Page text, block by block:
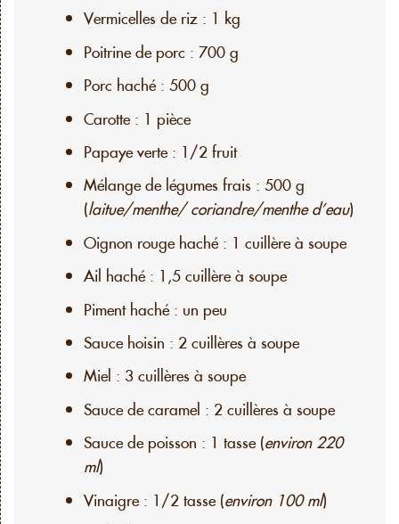
Vermicelles de riz : 1 kg
Poitrine de porc : 700 g
Porc haché : 500 g
Carotte : 1 pièce
Papaye verte : 1/2 fruit
Mélange de légumes frais : 500 g
(laitue/menthe/ coriandre/menthe d’eau)
Oignon rouge haché : 1 cuillère à soupe
Ail haché : 1,5 cuillère à soupe
Piment haché : un peu
Sauce hoisin : 2 cuillères à soupe
Miel : 3 cuillères à soupe
Sauce de caramel : 2 cuillères à soupe
Sauce de poisson : 1 tasse (environ 220
ml)
Vinaigre : 1/2 tasse (environ 100 ml)